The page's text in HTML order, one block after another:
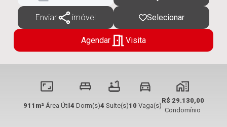
Enviar imóvel Selecionar
Agendar Visita
911m² Área Útil4 Dorm(s)4 Suíte(s)10 Vaga(s)
R$ 29.130,00
Condomínio